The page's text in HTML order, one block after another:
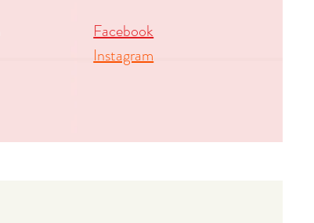
Facebook
Instagram